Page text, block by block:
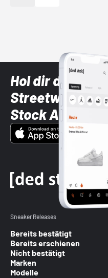
Hol dir die
Streetwear-
Stock App
Sneaker Releases
Bereits bestätigt
Bereits erschienen
Nicht bestätigt
Marken
Modelle